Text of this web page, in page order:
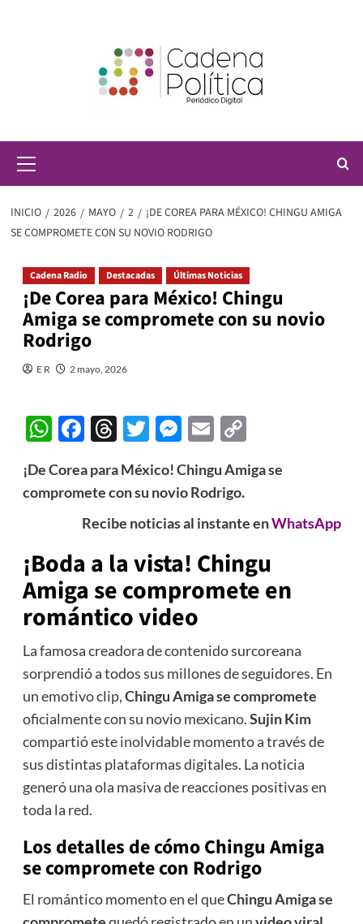
principal
INICIO 2026 MAYO 2
¡DE COREA PARA MÉXICO! CHINGU AMIGA
SE COMPROMETE CON SU NOVIO RODRIGO
Cadena Radio Destacadas Últimas Noticias
¡De Corea para México! Chingu
Amiga se compromete con su novio
Rodrigo
E R 2 mayo, 2026
WhatsApp
Facebook
Threads
Twitter
Messenger
EmailCopy
¡De Corea para México! Chingu Amiga se
compromete con su novio Rodrigo.
Recibe noticias al instante enWhatsApp
¡Boda a la vista! Chingu
Amiga se comprometeen
romántico video
La famosa creadora de contenido surcoreana
sorprendió a todos sus millones de seguidores. En
un emotivo clip,Chingu Amiga se compromete
oficialmente con su novio mexicano.Sujin Kim
compartió este inolvidable momento a través de
sus distintas plataformas digitales. La noticia
generó una ola masiva de reacciones positivas en
toda la red.
Los detalles de cómoChingu Amiga
se comprometecon Rodrigo
El romántico momento en el queChingu Amiga se